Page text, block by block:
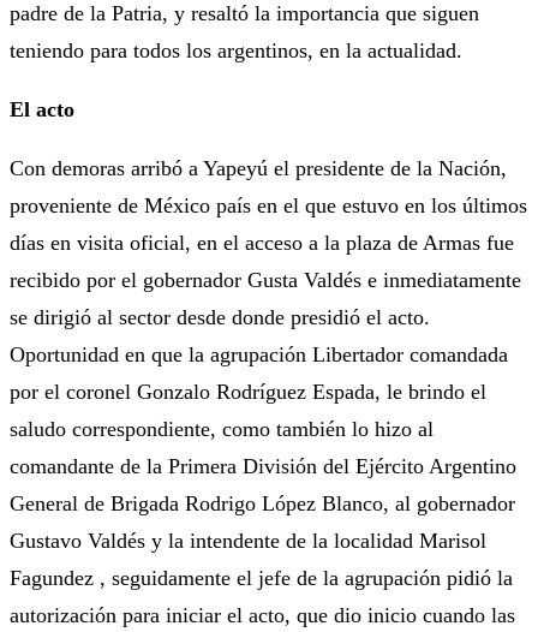
padre de la Patria, y resaltó la importancia que siguen
teniendo para todos los argentinos, en la actualidad.
El acto
Con demoras arribó a Yapeyú el presidente de la Nación,
proveniente de México país en el que estuvo en los últimos
días en visita oficial, en el acceso a la plaza de Armas fue
recibido por el gobernador Gusta Valdés e inmediatamente
se dirigió al sector desde donde presidió el acto.
Oportunidad en que la agrupación Libertador comandada
por el coronel Gonzalo Rodríguez Espada, le brindo el
saludo correspondiente, como también lo hizo al
comandante de la Primera División del Ejército Argentino
General de Brigada Rodrigo López Blanco, al gobernador
Gustavo Valdés y la intendente de la localidad Marisol
Fagundez , seguidamente el jefe de la agrupación pidió la
autorización para iniciar el acto, que dio inicio cuando las